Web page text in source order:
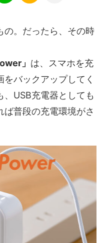
の。だったら、その時
」 は、スマホを充
バックアップしてく
USB充電器としても
普段の充電環境がさ